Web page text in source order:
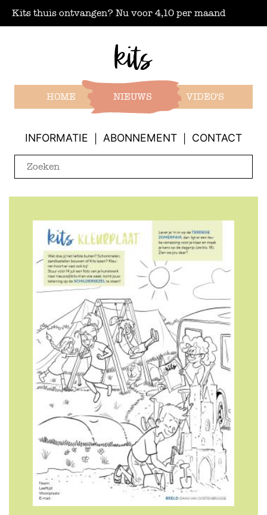
Kits thuis ontvangen? Nu voor 4,10 per maand
HOME NIEUWS VIDEO'S
INFORMATIE ABONNEMENT CONTACT